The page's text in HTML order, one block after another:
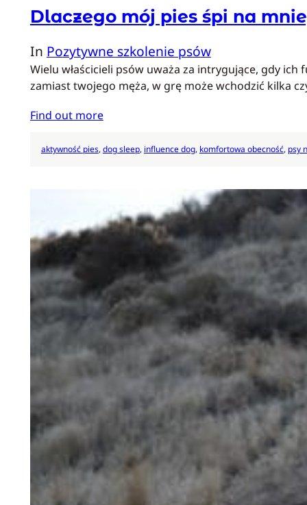
Dlaczego mój pies śpi na
In Pozytywne szkolenie psów
Wielu właścicieli psów uważa za intrygujące, gdy
zamiast twojego męża, w grę może wchodzić kilka
Find out more
aktywność pies, dog sleep, influence dog, komfortowa obecność, psy